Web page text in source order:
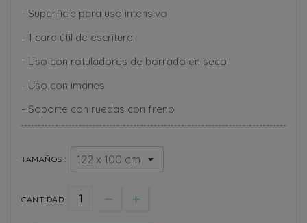
- Superficie para uso intensivo
- 1 cara útil de escritura
- Uso con rotuladores de borrado en seco
- Uso con imanes
- Soporte con ruedas con freno
TAMAÑOS :
CANTIDAD